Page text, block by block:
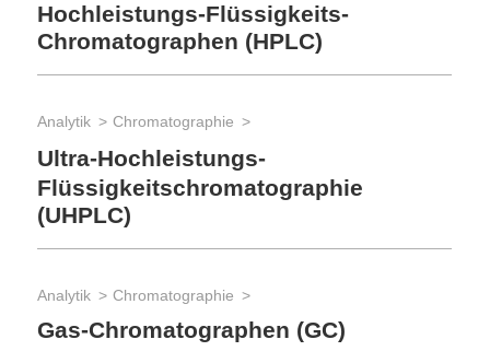
Hochleistungs-Flüssigkeits-
Chromatographen (HPLC)
Analytik Chromatographie
Ultra-Hochleistungs-
Flüssigkeitschromatographie
(UHPLC)
Analytik Chromatographie
Gas-Chromatographen (GC)